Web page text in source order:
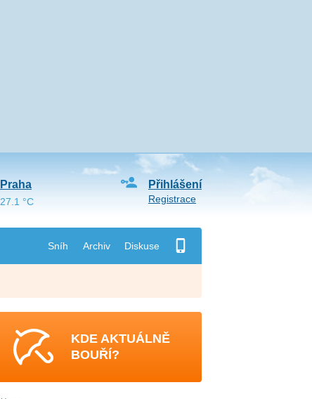
Sníh Archiv Diskuse
Přihlášení
Registrace
Praha
27.1 °C
KDE AKTUÁLNĚ
BOUŘÍ?